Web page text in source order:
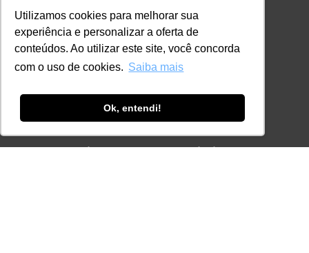
Utilizamos cookies para melhorar sua
experiência e personalizar a oferta de
conteúdos. Ao utilizar este site, você concorda
com o uso de cookies. Saiba mais
Ok, entendi!
CONTATO
+55 11 3259-2837
+55 11 98924-8322
Ferramenta Antifraude
Consulte aqui o cadastro da Instituição no